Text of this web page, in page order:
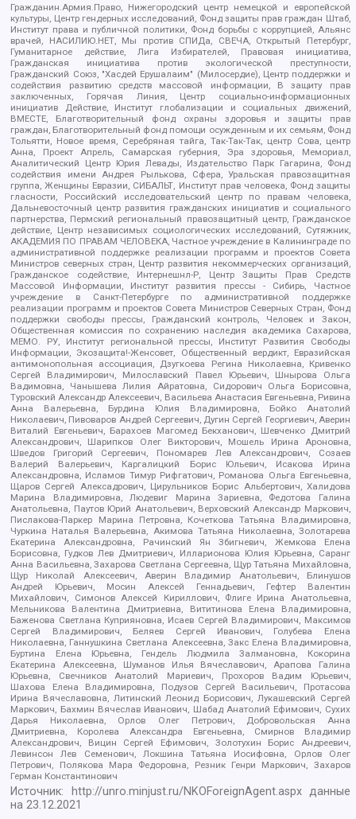
Гражданин.Армия.Право, Нижегородский центр немецкой и европейской
культуры, Центр гендерных исследований, Фонд защиты прав граждан Штаб,
Институт права и публичной политики, Фонд борьбы с коррупцией, Альянс
врачей, НАСИЛИЮ.НЕТ, Мы против СПИДа, СВЕЧА, Открытый Петербург,
Гуманитарное действие, Лига Избирателей, Правовая инициатива,
Гражданская инициатива против экологической преступности,
Гражданский Союз, "Хасдей Ерушалаим" (Милосердие), Центр поддержки и
содействия развитию средств массовой информации, В защиту прав
заключенных, Горячая Линия, Центр социально-информационных
инициатив Действие, Институт глобализации и социальных движений,
ВМЕСТЕ, Благотворительный фонд охраны здоровья и защиты прав
граждан, Благотворительный фонд помощи осужденным и их семьям, Фонд
Тольятти, Новое время, Серебряная тайга, Так-Так-Так, центр Сова, центр
Анна, Проект Апрель, Самарская губерния, Эра здоровья, Мемориал,
Аналитический Центр Юрия Левады, Издательство Парк Гагарина, Фонд
содействия имени Андрея Рылькова, Сфера, Уральская правозащитная
группа, Женщины Евразии, СИБАЛЬТ, Институт прав человека, Фонд защиты
гласности, Российский исследовательский центр по правам человека,
Дальневосточный центр развития гражданских инициатив и социального
партнерства, Пермский региональный правозащитный центр, Гражданское
действие, Центр независимых социологических исследований, Сутяжник,
АКАДЕМИЯ ПО ПРАВАМ ЧЕЛОВЕКА, Частное учреждение в Калининграде по
административной поддержке реализации программ и проектов Совета
Министров северных стран, Центр развития некоммерческих организаций,
Гражданское содействие, Интернешнл-Р, Центр Защиты Прав Средств
Массовой Информации, Институт развития прессы - Сибирь, Частное
учреждение в Санкт-Петербурге по административной поддержке
реализации программ и проектов Совета Министров Северных Стран, Фонд
поддержки свободы прессы, Гражданский контроль, Человек и Закон,
Общественная комиссия по сохранению наследия академика Сахарова,
МЕМО. РУ, Институт региональной прессы, Институт Развития Свободы
Информации, Экозащита!-Женсовет, Общественный вердикт, Евразийская
антимонопольная ассоциация, Дзугкоева Регина Николаевна, Кривенко
Сергей Владимирович, Милославский Павел Юрьевич, Шнырова Ольга
Вадимовна, Чанышева Лилия Айратовна, Сидорович Ольга Борисовна,
Туровский Александр Алексеевич, Васильева Анастасия Евгеньевна, Ривина
Анна Валерьевна, Бурдина Юлия Владимировна, Бойко Анатолий
Николаевич, Пивоваров Андрей Сергеевич, Дугин Сергей Георгиевич, Аверин
Виталий Евгеньевич, Барахоев Магомед Бекханович, Шевченко Дмитрий
Александрович, Шарипков Олег Викторович, Мошель Ирина Ароновна,
Шведов Григорий Сергеевич, Пономарев Лев Александрович, Созаев
Валерий Валерьевич, Каргалицкий Борис Юльевич, Исакова Ирина
Александровна, Исламов Тимур Рифгатович, Романова Ольга Евгеньевна,
Щаров Сергей Алексадрович, Цирульников Борис Альбертович, Халидова
Марина Владимировна, Людевиг Марина Зариевна, Федотова Галина
Анатольевна, Паутов Юрий Анатольевич, Верховский Александр Маркович,
Пислакова-Паркер Марина Петровна, Кочеткова Татьяна Владимировна,
Чуркина Наталья Валерьевна, Акимова Татьяна Николаевна, Золотарева
Екатерина Александровна, Рачинский Ян Збигневич, Жемкова Елена
Борисовна, Гудков Лев Дмитриевич, Илларионова Юлия Юрьевна, Саранг
Анна Васильевна, Захарова Светлана Сергеевна, Щур Татьяна Михайловна,
Щур Николай Алексеевич, Аверин Владимир Анатольевич, Блинушов
Андрей Юрьевич, Мосин Алексей Геннадьевич, Гефтер Валентин
Михайлович, Симонов Алексей Кириллович, Флиге Ирина Анатольевна,
Мельникова Валентина Дмитриевна, Вититинова Елена Владимировна,
Баженова Светлана Куприяновна, Исаев Сергей Владимирович, Максимов
Сергей Владимирович, Беляев Сергей Иванович, Голубева Елена
Николаевна, Ганнушкина Светлана Алексеевна, Закс Елена Владимировна,
Буртина Елена Юрьевна, Гендель Людмила Залмановна, Кокорина
Екатерина Алексеевна, Шуманов Илья Вячеславович, Арапова Галина
Юрьевна, Свечников Анатолий Мариевич, Прохоров Вадим Юрьевич,
Шахова Елена Владимировна, Подузов Сергей Васильевич, Протасова
Ирина Вячеславовна, Литинский Леонид Борисович, Лукашевский Сергей
Маркович, Бахмин Вячеслав Иванович, Шабад Анатолий Ефимович, Сухих
Дарья Николаевна, Орлов Олег Петрович, Добровольская Анна
Дмитриевна, Королева Александра Евгеньевна, Смирнов Владимир
Александрович, Вицин Сергей Ефимович, Золотухин Борис Андреевич,
Левинсон Лев Семенович, Локшина Татьяна Иосифовна, Орлов Олег
Петрович, Полякова Мара Федоровна, Резник Генри Маркович, Захаров
Герман Константинович
Источник: http://unro.minjust.ru/NKOForeignAgent.aspxданные
на23.12.2021